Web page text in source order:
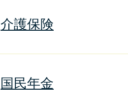
介護保険
国民年金